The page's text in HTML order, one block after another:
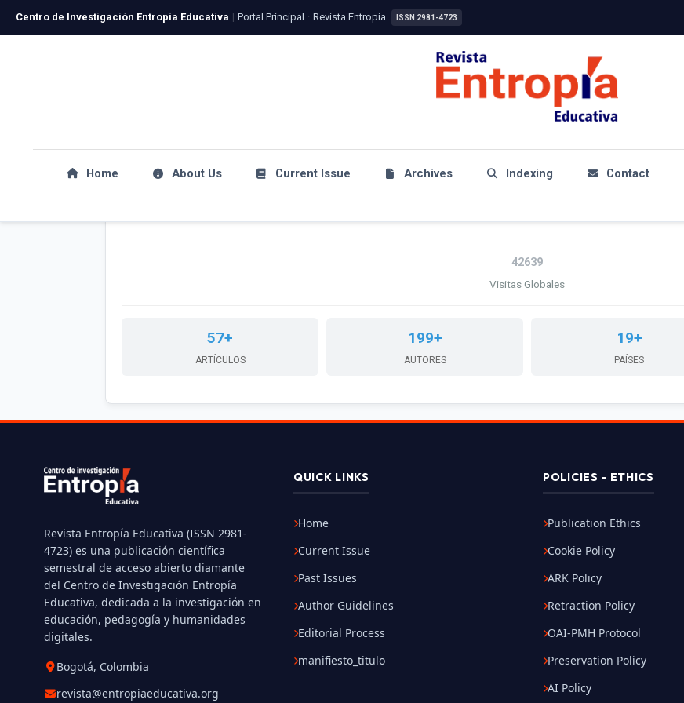
Centro de Investigación Entropía Educativa | Portal Principal · Revista Entropía ISSN 2981-4723
Home About Us Current Issue Archives Indexing Contact
42639
Visitas Globales
57+
ARTÍCULOS
199+
AUTORES
19+
PAÍSES
Revista Entropía Educativa (ISSN 2981-
4723) es una publicación científica
semestral de acceso abierto diamante
del Centro de Investigación Entropía
Educativa, dedicada a la investigación en
educación, pedagogía y humanidades
digitales.
Bogotá, Colombia
revista@entropiaeducativa.org
QUICK LINKS
Home
Current Issue
Past Issues
Author Guidelines
Editorial Process
manifiesto_titulo
POLICIES - ETHICS
Publication Ethics
Cookie Policy
ARK Policy
Retraction Policy
OAI-PMH Protocol
Preservation Policy
AI Policy